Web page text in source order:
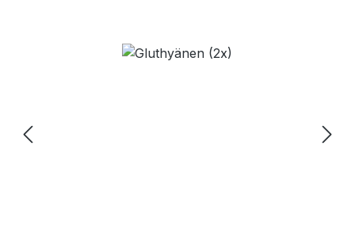
Bildergalerie überspringen